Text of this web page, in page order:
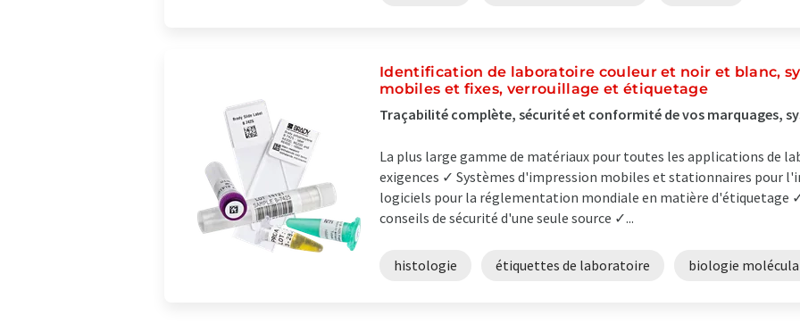
Identification de laboratoire couleur et noir et blanc,
mobiles et fixes, verrouillage et étiquetage
Traçabilité complète, sécurité et conformité de vos marquages,
La plus large gamme de matériaux pour toutes les applications de
exigences ✓ Systèmes d'impression mobiles et stationnaires pour
logiciels pour la réglementation mondiale en matière d'étiquetage
conseils de sécurité d'une seule source ✓...
histologie étiquettes de laboratoire biologie